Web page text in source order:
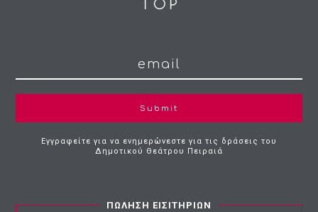
Submit
Εγγραφείτε για να ενημερώνεστε για τις δράσεις του
Δημοτικού Θεάτρου Πειραιά
ΠΩΛΗΣΗ ΕΙΣΙΤΗΡΙΩΝ